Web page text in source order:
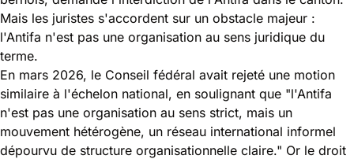
Mais les juristes s'accordent sur un obstacle majeur :
l'Antifa n'est pas une organisation au sens juridique du
terme.
En mars 2026, le Conseil fédéral avait rejeté une motion
similaire à l'échelon national, en soulignant que "l'Antifa
n'est pas une organisation au sens strict, mais un
mouvement hétérogène, un réseau international informel
dépourvu de structure organisationnelle claire." Or le droit